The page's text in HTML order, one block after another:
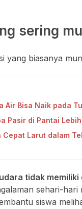
sering
yang biasanya
Air Bisa Naik pada
Pasir di Pantai
Larut dalam
tidak
sehari-hari
siswa